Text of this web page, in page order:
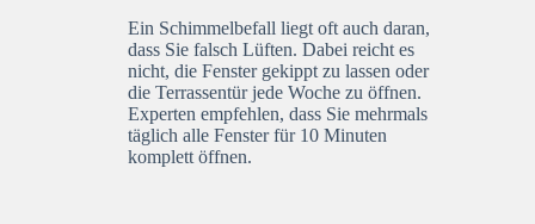
Ein Schimmelbefall liegt oft auch daran,
dass Sie falsch Lüften. Dabei reicht es
nicht, die Fenster gekippt zu lassen oder
die Terrassentür jede Woche zu öffnen.
Experten empfehlen, dass Sie mehrmals
täglich alle Fenster für 10 Minuten
komplett öffnen.